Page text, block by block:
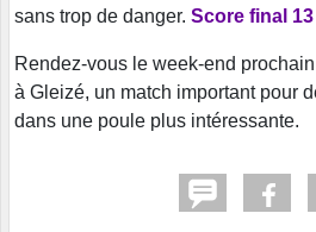
sans trop de danger. Score final 13
Rendez-vous le week-end
à Gleizé, un match important pour
dans une poule plus intéressante.